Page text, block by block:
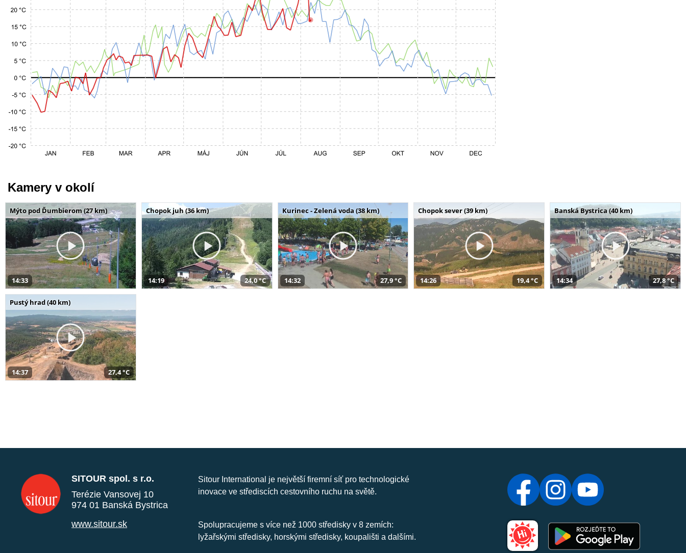
Kamery v okolí
Mýto pod Ďumbierom (27 km)
14:33
Chopok juh (36 km)
14:19 24,0 °C
Kurinec - Zelená voda (38 km)
14:32 27,9 °C
Chopok sever (39 km)
14:26 19,4 °C
Banská Bystrica (40 km)
14:34 27,8 °C
Pustý hrad (40 km)
14:37 27,4 °C
SITOUR spol. s r.o.
Terézie Vansovej 10
974 01 Banská Bystrica
www.sitour.sk
Sitour International je největší firemní síť pro technologické
inovace ve střediscích cestovního ruchu na světě.
Spolupracujeme s více než 1000 středisky v 8 zemích:
lyžařskými středisky, horskými středisky, koupališti a dalšími.